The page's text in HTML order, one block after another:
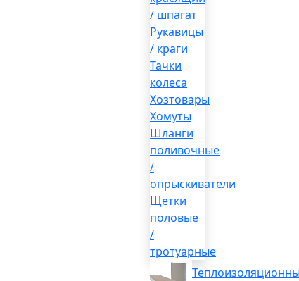
/ шпагат
Рукавицы
/ краги
Тачки
колеса
Хозтовары
Хомуты
Шланги
поливочные
/
опрыскиватели
Щетки
половые
/
тротуарные